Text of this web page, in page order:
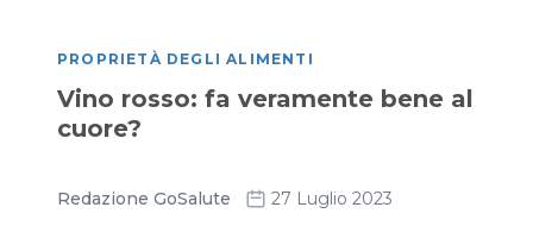
PROPRIETÀ DEGLI ALIMENTI
Vino rosso: fa veramente bene al
cuore?
Redazione GoSalute 27 Luglio 2023